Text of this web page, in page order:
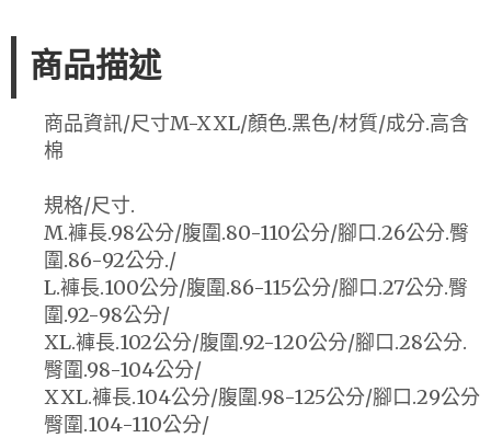
商品描述
商品資訊/尺寸M-XXL/顏色.黑色/材質/成分.高含
棉
規格/尺寸.
M.褲長.98公分/腹圍.80-110公分/腳口.26公分.臀
圍.86-92公分./
L.褲長.100公分/腹圍.86-115公分/腳口.27公分.臀
圍.92-98公分/
XL.褲長.102公分/腹圍.92-120公分/腳口.28公分.
臀圍.98-104公分/
XXL.褲長.104公分/腹圍.98-125公分/腳口.29公分
臀圍.104-110公分/